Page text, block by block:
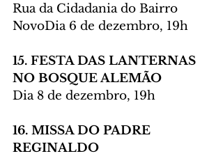
Rua da Cidadania do Bairro
NovoDia 6 de dezembro, 19h
15. FESTA DAS LANTERNAS
NO BOSQUE ALEMÃO
Dia 8 de dezembro, 19h
16. MISSA DO PADRE
REGINALDO